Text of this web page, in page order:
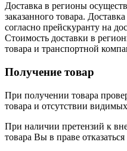
Доставка в регионы
заказанного товара.
согласно прейскуранту на
Стоимость доставки в
товара и транспортной
Получение товар
При получении товара
товара и отсутствии
При наличии претензий к
товара Вы в праве отказаться